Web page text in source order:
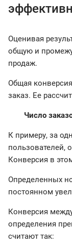
Оценивая
общую и
продаж.
Общая
заказ. Ее
Число
К примеру, за
пользователей,
Конверсия в
Определенных
постоянном
Конверсия
определения
считают так: